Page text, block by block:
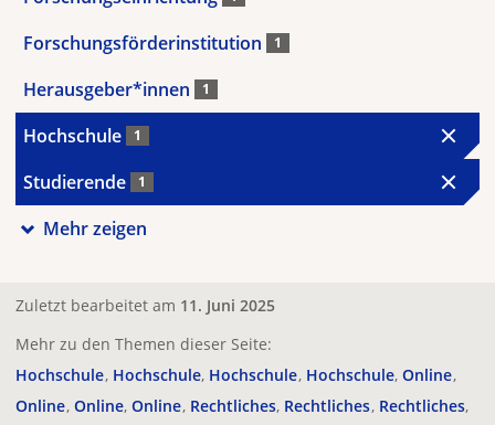
Forschungsförderinstitution 1
Herausgeber*innen 1
Hochschule 1
Studierende 1
Mehr zeigen
Zuletzt bearbeitet am 11. Juni 2025
Mehr zu den Themen dieser Seite:
Hochschule Hochschule Hochschule Hochschule Online
Online Online Online Rechtliches Rechtliches Rechtliches